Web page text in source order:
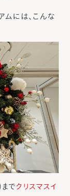
ムには、こんな
で クリスマスイ